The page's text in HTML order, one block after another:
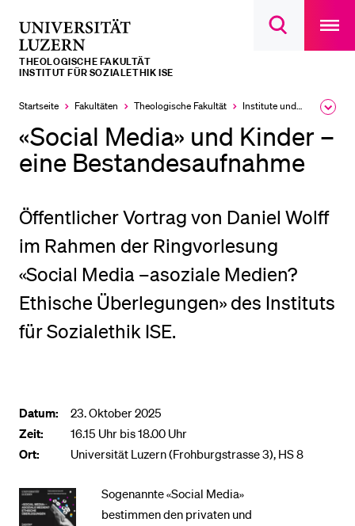
Suchdialog
main
THEOLOGISCHE FAKULTÄT
INSTITUT FÜR SOZIALETHIK ISE
Startseite Fakultäten Theologische Fakultät Institute und Forschungsstellen
«Social Media» und Kinder –
eine Bestandesaufnahme
Öffentlicher Vortrag von Daniel Wolff
im Rahmen der Ringvorlesung
«Social Media –asoziale Medien?
Ethische Überlegungen» des Instituts
für Sozialethik ISE.
Datum:
23. Oktober 2025
Zeit:
16.15 Uhr bis 18.00 Uhr
Ort:
Universität Luzern (Frohburgstrasse 3), HS 8
Sogenannte «Social Media»
bestimmen den privaten und
LETZTE SUCHEN
Sie haben noch keine Suche getätigt.
DIE UNI FÜR…
Schulklassen und Lehrpersonen
Studien­interessierte
Forschende
Mitarbeitende
Alumni
Stellensuchende
Förderer
Vorlesungsverzeichnis
Bibliothek
Sportangebot
Menuplan Mensa